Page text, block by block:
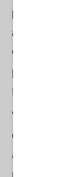
poi aggiunto
Commercio
presidente
Daniela
“Secondo il
dei popoli del
all'elettricità –